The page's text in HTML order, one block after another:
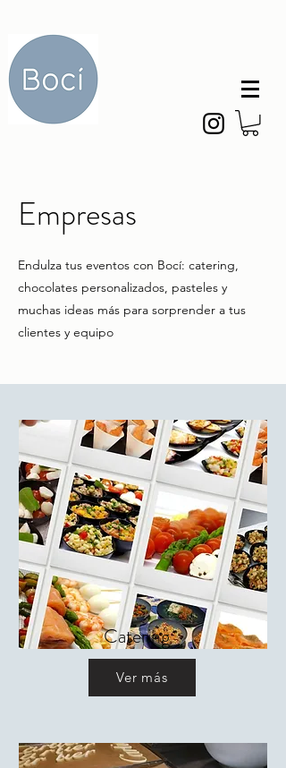
Empresas
Endulza tus eventos con Bocí: catering,
chocolates personalizados, pasteles y
muchas ideas más para sorprender a tus
clientes y equipo
Catering
Ver más